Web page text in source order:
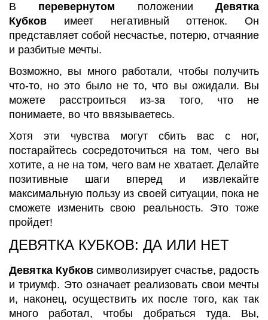
В перевернутом положенииДевятка
Кубков имеет негативный оттенок. Он
представляет собой несчастье, потерю, отчаяние
и разбитые мечты.
Возможно, вы много работали, чтобы получить
что-то, но это было не то, что вы ожидали. Вы
можете расстроиться из-за того, что не
понимаете, во что ввязываетесь.
Хотя эти чувства могут сбить вас с ног,
постарайтесь сосредоточиться на том, чего вы
хотите, а не на том, чего вам не хватает. Делайте
позитивные шаги вперед и извлекайте
максимальную пользу из своей ситуации, пока не
сможете изменить свою реальность. Это тоже
пройдет!
ДЕВЯТКА КУБКОВ: ДА ИЛИ НЕТ
Девятка Кубков символизирует счастье, радость
и триумф. Это означает реализовать свои мечты
и, наконец, осуществить их после того, как так
много работал, чтобы добраться туда. Вы,